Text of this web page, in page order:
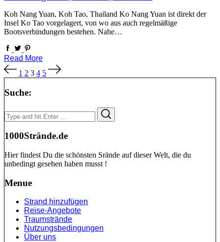
Koh Nang Yuan, Koh Tao, Thailand Ko Nang Yuan ist direkt der
Insel Ko Tao vorgelagert, von wo aus auch regelmäßige
Bootsverbindungen bestehen. Nahe…
Read More
Seitennummerierung
der
1 2 3 4 5
Suche:
Search
for:
1000Strände.de
Hier findest Du die schönsten Srände auf dieser Welt, die du
unbedingt gesehen haben musst !
Menue
Strand hinzufügen
Reise-Angebote
Traumstrände
Nutzungsbedingungen
Über uns